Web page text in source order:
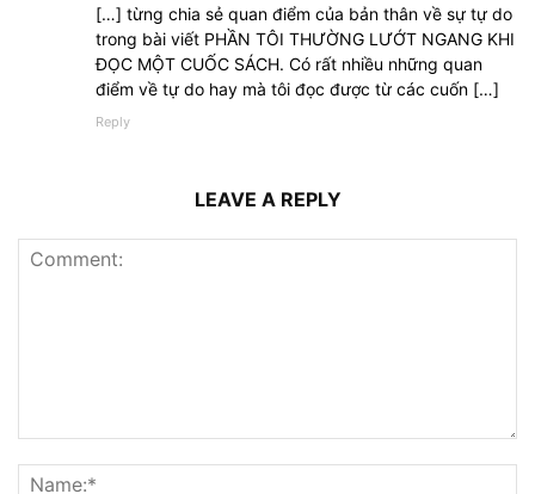
[…] từng chia sẻ quan điểm của bản thân về sự tự do
trong bài viết PHẦN TÔI THƯỜNG LƯỚT NGANG KHI
ĐỌC MỘT CUỐC SÁCH. Có rất nhiều những quan
điểm về tự do hay mà tôi đọc được từ các cuốn […]
Reply
LEAVE A REPLY